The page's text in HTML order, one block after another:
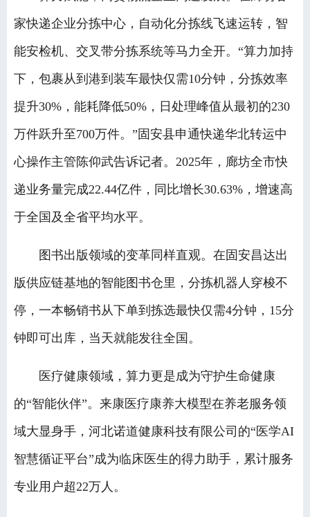
家快递企业分拣中心，自动化分拣线飞速运转，智
能安检机、交叉带分拣系统等马力全开。“算力加持
下，包裹从到港到装车最快仅需10分钟，分拣效率
提升30%，能耗降低50%，日处理峰值从最初的230
万件跃升至700万件。”固安县申通快递华北转运中
心操作主管陈仰武告诉记者。2025年，廊坊全市快
递业务量完成22.44亿件，同比增长30.63%，增速高
于全国及全省平均水平。
图书出版领域的变革同样直观。在固安昌达出
版供应链基地的智能图书仓里，分拣机器人穿梭不
停，一本畅销书从下单到拣选最快仅需4分钟，15分
钟即可出库，当天就能发往全国。
医疗健康领域，算力更是成为守护生命健康
的“智能伙伴”。来康医疗康养大模型在养老服务领
域大显身手，河北诺道健康科技有限公司的“医学AI
智慧循证平台”成为临床医生的得力助手，累计服务
专业用户超22万人。